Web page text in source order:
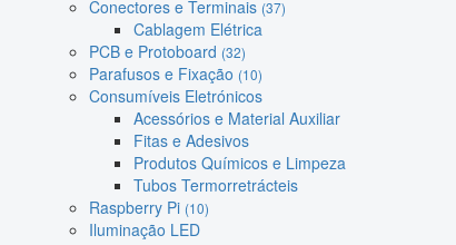
Conectores e Terminais (37)
Cablagem Elétrica
PCB e Protoboard (32)
Parafusos e Fixação (10)
Consumíveis Eletrónicos
Acessórios e Material Auxiliar
Fitas e Adesivos
Produtos Químicos e Limpeza
Tubos Termorretrácteis
Raspberry Pi (10)
Iluminação LED